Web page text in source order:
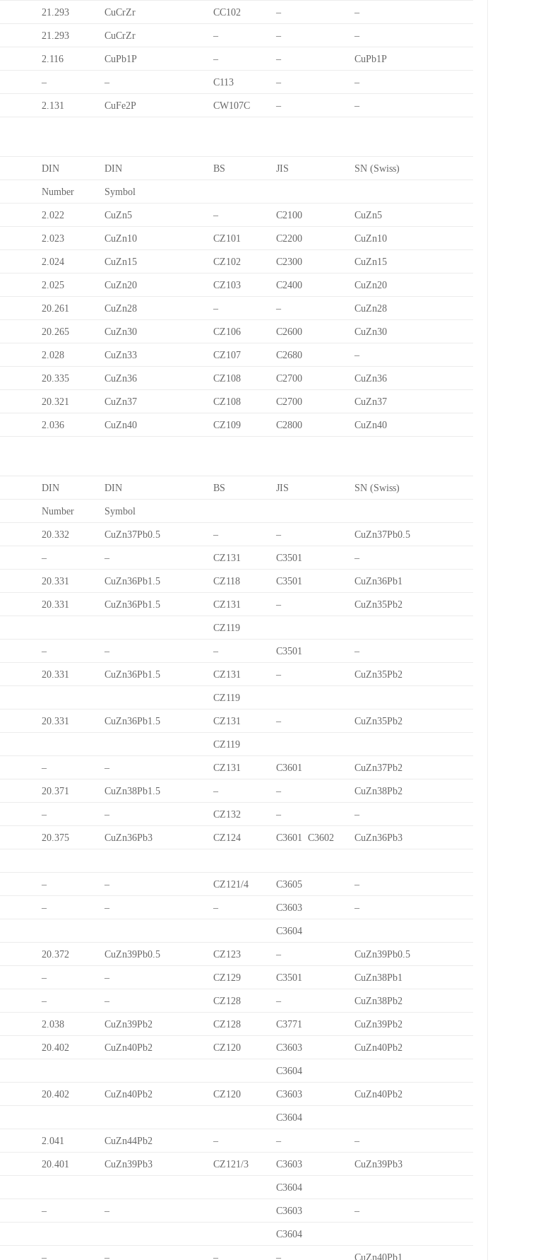
21.293 CuCrZr CC102 – –
21.293 CuCrZr – – –
2.116 CuPb1P – – CuPb1P
– – C113 – –
2.131 CuFe2P CW107C – –
DIN DIN BS JIS SN (Swiss)
Number Symbol
2.022 CuZn5 – C2100 CuZn5
2.023 CuZn10 CZ101 C2200 CuZn10
2.024 CuZn15 CZ102 C2300 CuZn15
2.025 CuZn20 CZ103 C2400 CuZn20
20.261 CuZn28 – – CuZn28
20.265 CuZn30 CZ106 C2600 CuZn30
2.028 CuZn33 CZ107 C2680 –
20.335 CuZn36 CZ108 C2700 CuZn36
20.321 CuZn37 CZ108 C2700 CuZn37
2.036 CuZn40 CZ109 C2800 CuZn40
DIN DIN BS JIS SN (Swiss)
Number Symbol
20.332 CuZn37Pb0.5 – – CuZn37Pb0.5
– – CZ131 C3501 –
20.331 CuZn36Pb1.5 CZ118 C3501 CuZn36Pb1
20.331 CuZn36Pb1.5 CZ131 – CuZn35Pb2
CZ119
– – – C3501 –
20.331 CuZn36Pb1.5 CZ131 – CuZn35Pb2
CZ119
20.331 CuZn36Pb1.5 CZ131 – CuZn35Pb2
CZ119
– – CZ131 C3601 CuZn37Pb2
20.371 CuZn38Pb1.5 – – CuZn38Pb2
– – CZ132 – –
20.375 CuZn36Pb3 CZ124 C3601 C3602 CuZn36Pb3
– – CZ121/4 C3605 –
– – – C3603 –
C3604
20.372 CuZn39Pb0.5 CZ123 – CuZn39Pb0.5
– – CZ129 C3501 CuZn38Pb1
– – CZ128 – CuZn38Pb2
2.038 CuZn39Pb2 CZ128 C3771 CuZn39Pb2
20.402 CuZn40Pb2 CZ120 C3603 CuZn40Pb2
C3604
20.402 CuZn40Pb2 CZ120 C3603 CuZn40Pb2
C3604
2.041 CuZn44Pb2 – – –
20.401 CuZn39Pb3 CZ121/3 C3603 CuZn39Pb3
C3604
– – C3603 –
C3604
– – – – CuZn40Pb1